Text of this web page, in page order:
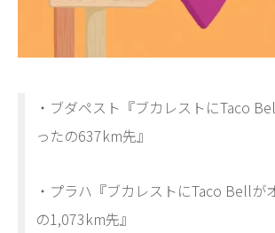
・ブダペスト『ブカレストにTaco
ったの637km先』
・プラハ『ブカレストにTaco Bell
の1,073km先』